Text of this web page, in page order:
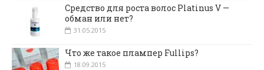
Средство для роста волос Platinus V —
обман или нет?
31.05.2015
Что же такое плампер Fullips?
18.09.2015